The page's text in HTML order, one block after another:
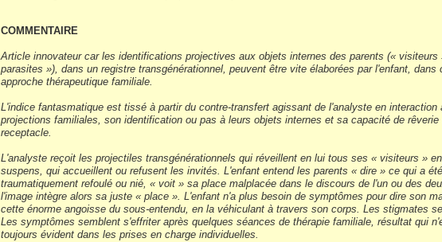
COMMENTAIRE
Article innovateur car les identifications projectives aux objets internes des parents (« visiteurs
parasites »), dans un registre transgénérationnel, peuvent être vite élaborées par l'enfant, dans
approche thérapeutique familiale.
L'indice fantasmatique est tissé à partir du contre-transfert agissant de l'analyste en interaction
projections familiales, son identification ou pas à leurs objets internes et sa capacité de rêverie
receptacle.
L'analyste reçoit les projectiles transgénérationnels qui réveillent en lui tous ses « visiteurs »
suspens, qui accueillent ou refusent les invités. L'enfant entend les parents « dire » ce qui a été
traumatiquement refoulé ou nié, « voit » sa place malplacée dans le discours de l'un ou des
l'image intègre alors sa juste « place ». L'enfant n'a plus besoin de symptômes pour dire son
cette énorme angoisse du sous-entendu, en la véhiculant à travers son corps. Les stigmates
Les symptômes semblent s'effriter après quelques séances de thérapie familiale, résultat qui
toujours évident dans les prises en charge individuelles.